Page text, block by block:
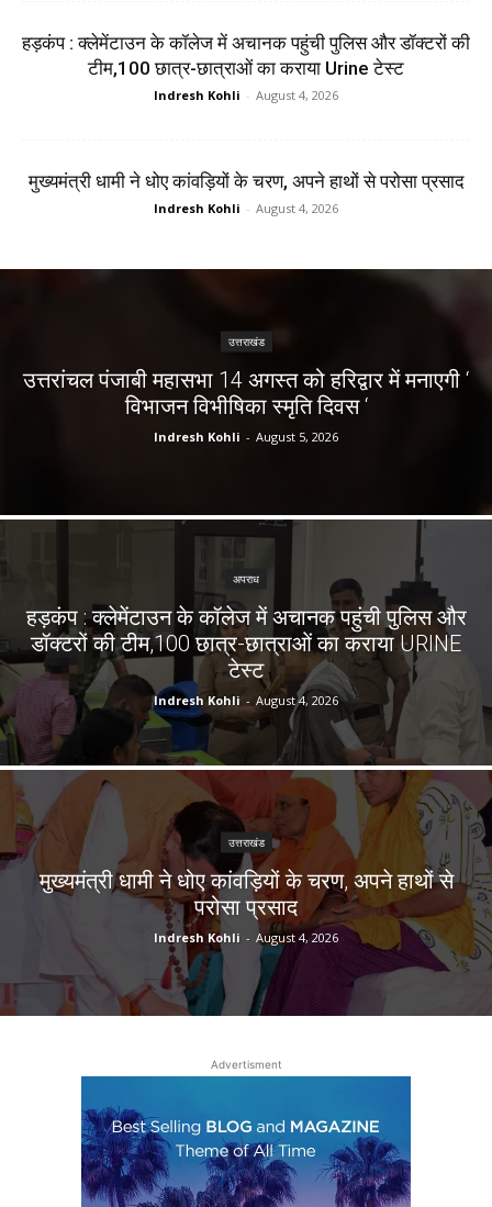
हड़कंप : क्लेमेंटाउन के कॉलेज में अचानक पहुंची पुलिस और डॉक्टरों की
टीम,100 छात्र-छात्राओं का कराया Urine टेस्ट
Indresh Kohli - August 4, 2026
मुख्यमंत्री धामी ने धोए कांवड़ियों के चरण, अपने हाथों से परोसा प्रसाद
Indresh Kohli - August 4, 2026
उत्तराखंड
उत्तरांचल पंजाबी महासभा 14 अगस्त को हरिद्वार में मनाएगी ‘
विभाजन विभीषिका स्मृति दिवस ‘
Indresh Kohli - August 5, 2026
अपराध
हड़कंप : क्लेमेंटाउन के कॉलेज में अचानक पहुंची पुलिस और
डॉक्टरों की टीम,100 छात्र-छात्राओं का कराया URINE
टेस्ट
Indresh Kohli - August 4, 2026
उत्तराखंड
मुख्यमंत्री धामी ने धोए कांवड़ियों के चरण, अपने हाथों से
परोसा प्रसाद
Indresh Kohli - August 4, 2026
Advertisment